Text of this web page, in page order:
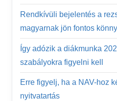
Rendkívüli bejelentés a
magyarnak jön fontos
Így adózik a diákmunka
szabályokra figyelni kell
Erre figyelj, ha a NAV-hoz
nyitvatartás